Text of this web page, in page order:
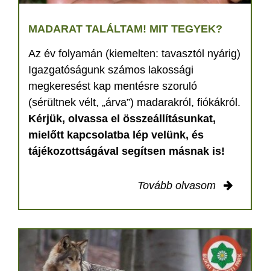
MADARAT TALÁLTAM! MIT TEGYEK?
Az év folyamán (kiemelten: tavasztól nyárig)
Igazgatóságunk számos lakossági
megkeresést kap mentésre szoruló
(sérültnek vélt, „árva”) madarakról, fiókákról.
Kérjük, olvassa el összeállításunkat,
mielőtt kapcsolatba lép velünk, és
tájékozottságával segítsen másnak is!
Tovább olvasom